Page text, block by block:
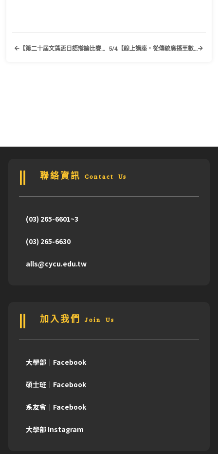
【第二十屆文藻盃日語辯論比賽】歡迎有興趣的同學踴躍報名參加！ 5/4【線上講座‧從傳統廣播至數位串流之媒體生涯甘苦談】歡迎有興趣的同學踴躍報名參加！
聯絡資訊 Contact Us
(03) 265-6601~3
(03) 265-6630
alls@cycu.edu.tw
加入我們 Join Us
大學部｜Facebook
碩士班｜Facebook
系友會｜Facebook
大學部 Instagram